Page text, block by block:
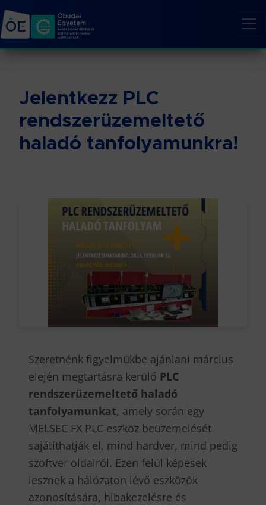
Jelentkezz PLC
rendszerüzemeltető
haladó tanfolyamunkra!
Szeretnénk figyelmükbe ajánlani március
elején megtartásra kerülő PLC
rendszerüzemeltető haladó
tanfolyamunkat, amely során egy
MELSEC FX PLC eszköz beüzemelését
sajátíthatják el, mind hardver, mind pedig
szoftver oldalról. Ezen felül képesek
lesznek a hálózaton lévő eszközök
azonosítására, hibakezelésre és